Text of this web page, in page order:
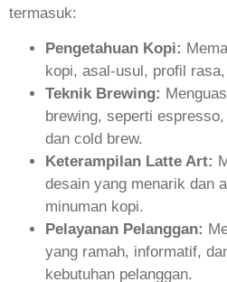
termasuk:
Pengetahuan Kopi:
kopi, asal-usul, profil
Teknik Brewing:
brewing, seperti
dan cold brew.
Keterampilan Latte Art:
desain yang menarik dan
minuman kopi.
Pelayanan Pelanggan:
yang ramah, informatif,
kebutuhan pelanggan.